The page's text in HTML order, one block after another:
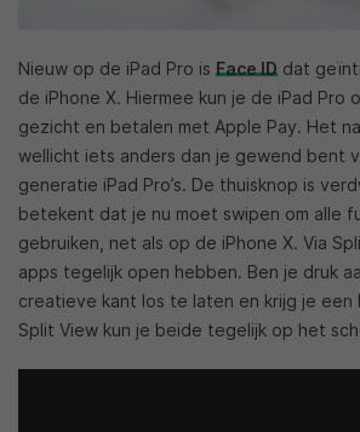
Nieuw op de iPad Pro is Face ID dat
de iPhone X. Hiermee kun je de iPad Pro
gezicht en betalen met Apple Pay. Het
wellicht iets anders dan je gewend bent
generatie iPad Pro’s. De thuisknop is
betekent dat je nu moet swipen om alle
gebruiken, net als op de iPhone X. Via
apps tegelijk open hebben. Ben je druk
creatieve kant los te laten en krijg je een
Split View kun je beide tegelijk op het